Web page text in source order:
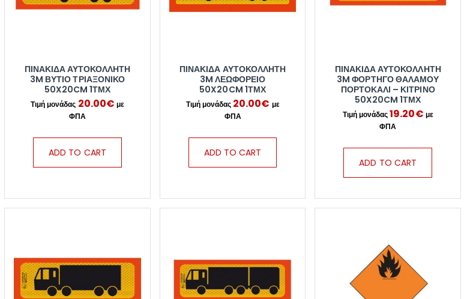
ΠΙΝΑΚΊΔΑ ΑΥΤΟΚΌΛΛΗΤΗ
3M ΒΥΤΊΟ ΤΡΙΑΞΟΝΙΚΌ
50X20CM 1ΤΜΧ
20.00€
ADD TO CART
ΠΙΝΑΚΊΔΑ ΑΥΤΟΚΌΛΛΗΤΗ
3M ΛΕΩΦΟΡΕΊΟ
50X20CM 1ΤΜΧ
20.00€
ADD TO CART
ΠΙΝΑΚΊΔΑ ΑΥΤΟΚΌΛΛΗΤΗ
3M ΦΟΡΤΗΓΌ ΘΑΛΆΜΟΥ
ΠΟΡΤΟΚΑΛΊ – ΚΊΤΡΙΝΟ
50X20CM 1ΤΜΧ
19.20€
ADD TO CART